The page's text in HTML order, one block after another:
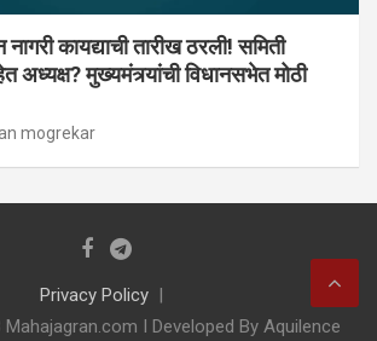
नागरी कायद्याची तारीख ठरली! समिती
मुख्यमंत्र्यांची विधानसभेत मोठी
mogrekar
Privacy Policy
I Developed By Aquilence